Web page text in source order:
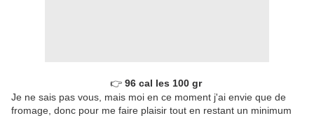
👉 96 cal les 100 gr
Je ne sais pas vous, mais moi en ce moment j'ai envie que de
fromage, donc pour me faire plaisir tout en restant un minimum